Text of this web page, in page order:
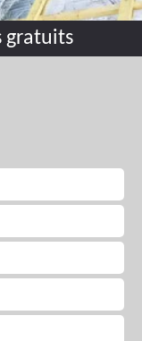
gratuits